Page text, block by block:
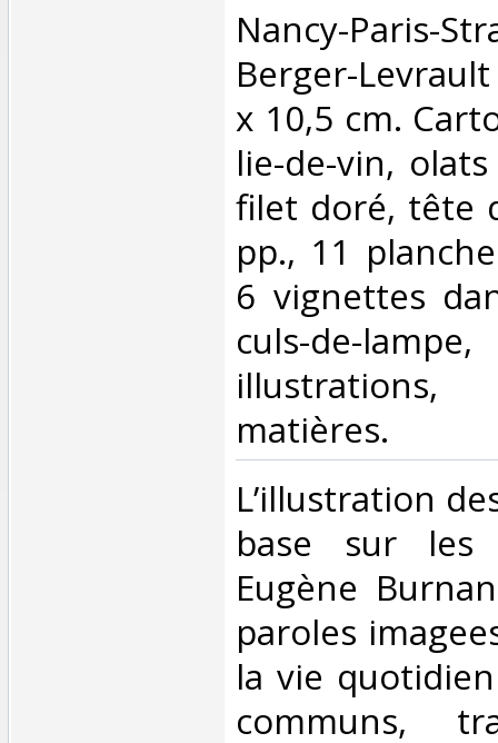
‎Nancy-Paris-
Berger-
x 10,5 cm.
lie-de-vin,
filet doré, tête
pp., 11
6 vignettes
culs-de-
matières. ‎
‎L’illustration
base sur les
Eugène
paroles
la vie
communs,